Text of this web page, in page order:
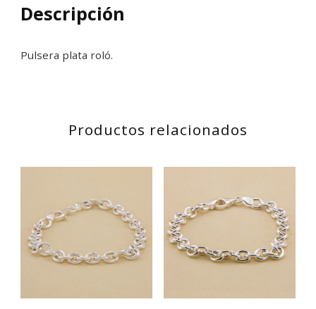
Descripción
Pulsera plata roló.
Productos relacionados